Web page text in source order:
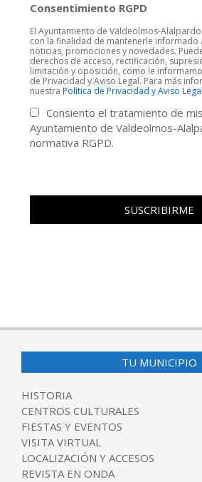
Consentimiento RGPD
El Ayuntamiento de Valdeolmos-
con la finalidad de mantenerle informado
noticias, promociones y novedades.
derechos de acceso, rectificación,
limitación y oposición, como le
de Privacidad y Aviso Legal. Para más
nuestra Politica de Privacidad y Aviso Legal
Consiento el tratamiento de
Ayuntamiento de Valdeolmos-
normativa RGPD.
TU MUNICIPIO
HISTORIA
CENTROS CULTURALES
FIESTAS Y EVENTOS
VISITA VIRTUAL
LOCALIZACIÓN Y ACCESOS
REVISTA EN ONDA